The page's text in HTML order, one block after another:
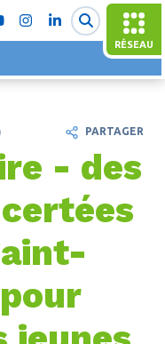
RÉSEAU
- des
PARTAGER